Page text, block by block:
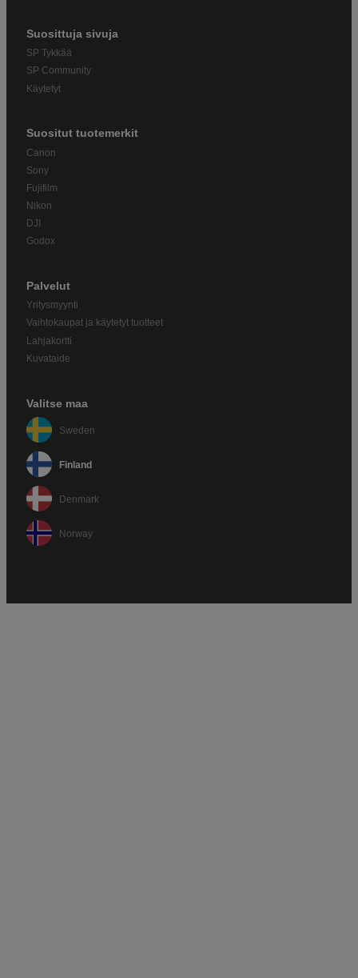
Suosittuja sivuja
SP Tykkää
SP Community
Käytetyt
Suositut tuotemerkit
Canon
Sony
Fujifilm
Nikon
DJI
Godox
Palvelut
Yritysmyynti
Vaihtokaupat ja käytetyt tuotteet
Lahjakortti
Kuvataide
Valitse maa
Sweden
Finland
Denmark
Norway